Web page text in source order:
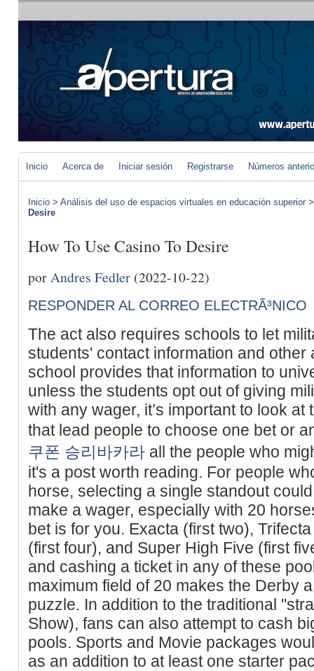
Inicio Acerca de Iniciar sesión Registrarse Números
Inicio > Análisis del uso de espacios virtuales en educación superior
Desire
How To Use Casino To Desire
por Andres Fedler (2022-10-22)
RESPONDER AL CORREO ELECTRÃ³NICO
The act also requires schools to let
students' contact information and other
school provides that information to
unless the students opt out of giving
with any wager, it’s important to look
that lead people to choose one bet or
쿠폰 승리바카라 all the people who
it's a post worth reading. For people
horse, selecting a single standout
make a wager, especially with 20
bet is for you. Exacta (first two),
(first four), and Super High Five (first
and cashing a ticket in any of these
maximum field of 20 makes the Derby
puzzle. In addition to the traditional
Show), fans can also attempt to cash
pools. Sports and Movie packages
as an addition to at least one starter